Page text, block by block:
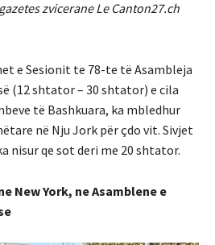
zvicerane Le Canton27.ch
e Sesionit te 78-te të Asambleja
(12 shtator – 30 shtator) e cila
të Bashkuara, ka mbledhur
në Nju Jork për çdo vit. Sivjet
nisur qe sot deri me 20 shtator.
New York, ne Asamblene e